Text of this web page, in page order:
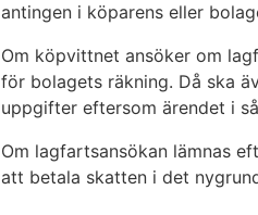
antingen i köparens eller
Om köpvittnet ansöker om
för bolagets räkning. Då ska
uppgifter eftersom ärendet i
Om lagfartsansökan lämnas
att betala skatten i det